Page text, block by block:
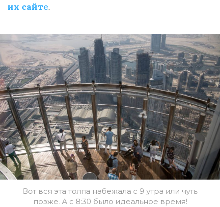
их сайте.
Вот вся эта толпа набежала с 9 утра или чуть
позже. А с 8:30 было идеальное время!